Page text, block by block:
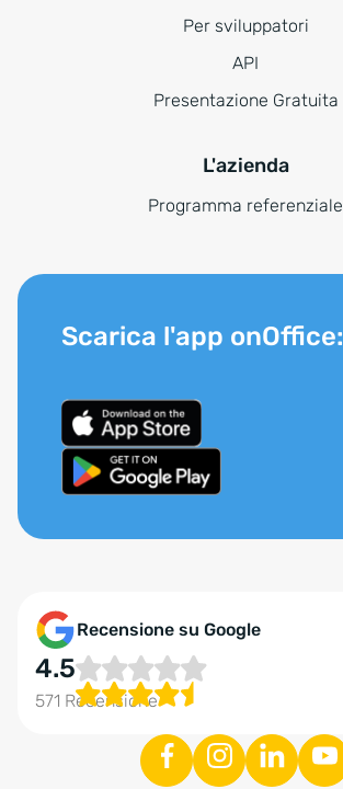
Per sviluppatori
API
Presentazione Gratuita
L'azienda
Programma referenziale
Recensione su Google
4.5
571 Recensione
Scarica l'app onOffice: